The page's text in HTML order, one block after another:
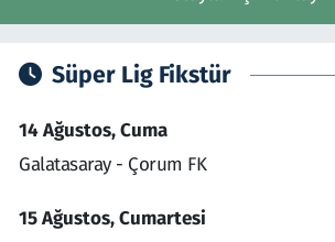
Süper Lig Fikstür
14 Ağustos, Cuma
Galatasaray - Çorum FK
15 Ağustos, Cumartesi